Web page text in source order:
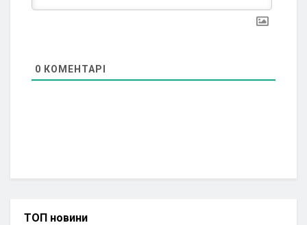
0 КОМЕНТАРІ
ТОП новини